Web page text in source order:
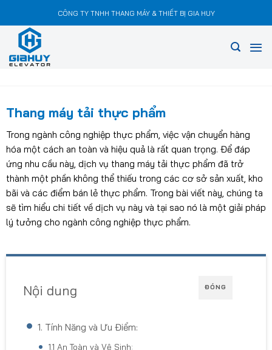
dung
CÔNG TY TNHH THANG MÁY & THIẾT BỊ GIA HUY
Thang máy tải thực phẩm
Trong ngành công nghiệp thực phẩm, việc vận chuyển hàng
hóa một cách an toàn và hiệu quả là rất quan trọng. Để đáp
ứng nhu cầu này, dịch vụ thang máy tải thực phẩm đã trở
thành một phần không thể thiếu trong các cơ sở sản xuất, kho
bãi và các điểm bán lẻ thực phẩm. Trong bài viết này, chúng ta
sẽ tìm hiểu chi tiết về dịch vụ này và tại sao nó là một giải pháp
lý tưởng cho ngành công nghiệp thực phẩm.
ĐÓNG
Nội dung
1. Tính Năng và Ưu Điểm:
1.1 An Toàn và Vệ Sinh: